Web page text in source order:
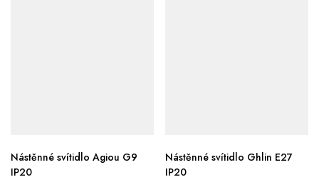
Nástěnné svítidlo Agiou G9
IP20
Nástěnné svítidlo Ghlin E27
IP20